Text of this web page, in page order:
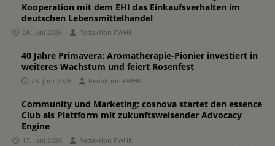
Kooperation mit dem EHI das Einkaufsverhalten im
deutschen Lebensmittelhandel
24. Juni 2026 Redaktion FWHK
40 Jahre Primavera: Aromatherapie-Pionier investiert in
weiteres Wachstum und feiert Rosenfest
23. Juni 2026 Redaktion FWHK
Community und Marketing: cosnova startet den essence
Club als Plattform mit zukunftsweisender Advocacy
Engine
17. Juni 2026 Redaktion FWHK